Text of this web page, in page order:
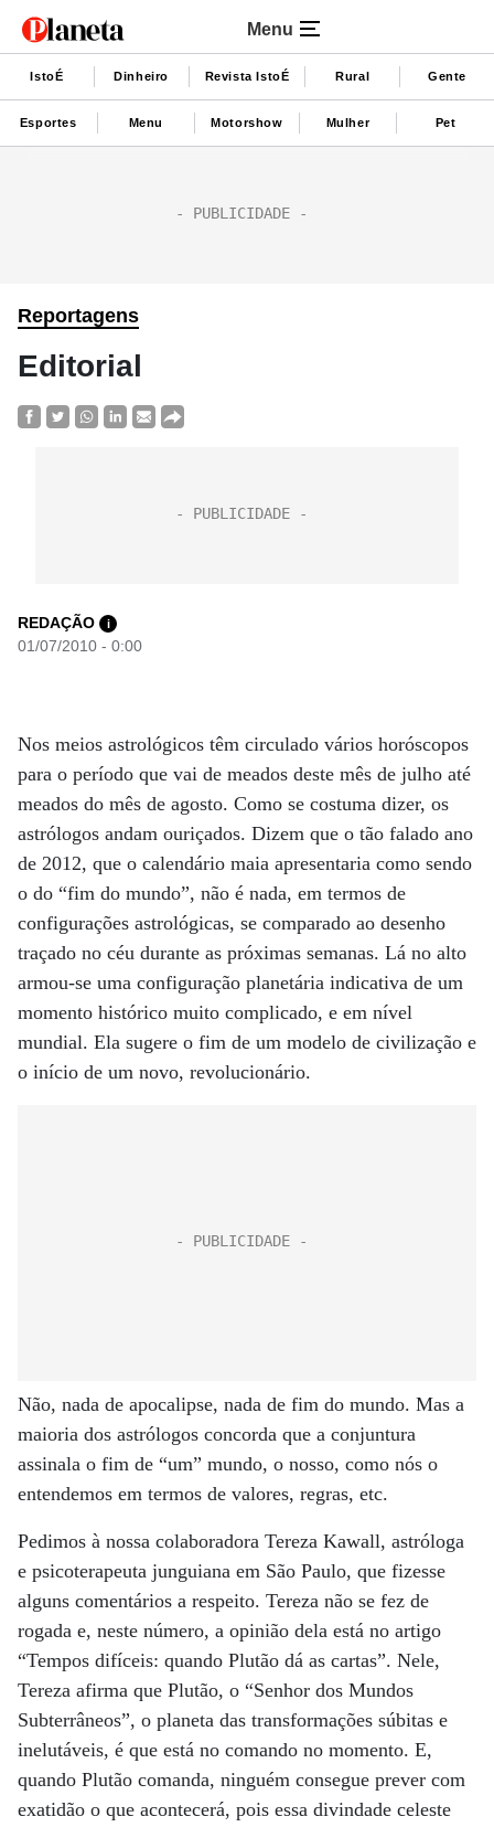
Menu
IstoÉ Dinheiro Revista IstoÉ Rural Gente
Esportes Menu Motorshow Mulher Pet
Reportagens
Editorial
REDAÇÃO i
01/07/2010 - 0:00
Nos meios astrológicos têm circulado vários horóscopos
para o período que vai de meados deste mês de julho até
meados do mês de agosto. Como se costuma dizer, os
astrólogos andam ouriçados. Dizem que o tão falado ano
de 2012, que o calendário maia apresentaria como sendo
o do “fim do mundo”, não é nada, em termos de
configurações astrológicas, se comparado ao desenho
traçado no céu durante as próximas semanas. Lá no alto
armou-se uma configuração planetária indicativa de um
momento histórico muito complicado, e em nível
mundial. Ela sugere o fim de um modelo de civilização e
o início de um novo, revolucionário.
Não, nada de apocalipse, nada de fim do mundo. Mas a
maioria dos astrólogos concorda que a conjuntura
assinala o fim de “um” mundo, o nosso, como nós o
entendemos em termos de valores, regras, etc.
Pedimos à nossa colaboradora Tereza Kawall, astróloga
e psicoterapeuta junguiana em São Paulo, que fizesse
alguns comentários a respeito. Tereza não se fez de
rogada e, neste número, a opinião dela está no artigo
“Tempos difíceis: quando Plutão dá as cartas”. Nele,
Tereza afirma que Plutão, o “Senhor dos Mundos
Subterrâneos”, o planeta das transformações súbitas e
inelutáveis, é que está no comando no momento. E,
quando Plutão comanda, ninguém consegue prever com
exatidão o que acontecerá, pois essa divindade celeste